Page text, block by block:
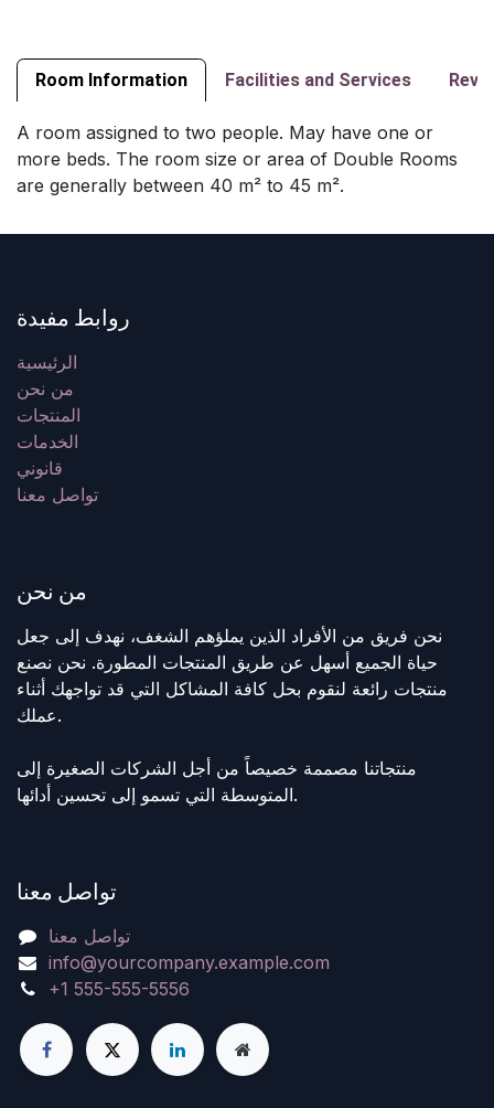
Room Information Facilities and Services
A room assigned to two people. May have one or
more beds. The room size or area of Double Rooms
are generally between 40 m² to 45 m².
روابط مفيدة
الرئيسية
من نحن
المنتجات
الخدمات
قانوني
تواصل معنا
من نحن
نحن فريق من الأفراد الذين يملؤهم الشغف، نهدف إلى جعل
حياة الجميع أسهل عن طريق المنتجات المطورة. نحن نصنع
منتجات رائعة لنقوم بحل كافة المشاكل التي قد تواجهك أثناء
عملك.
منتجاتنا مصممة خصيصاً من أجل الشركات الصغيرة إلى
المتوسطة التي تسمو إلى تحسين أدائها.
تواصل معنا
تواصل معنا
info@yourcompany.example.com
+1 555-555-5556